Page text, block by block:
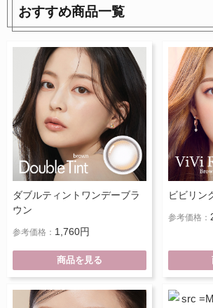
おすすめ商品一覧
ダブルティントワンデーブラ
ウン
参考価格： 1,760円
商品を見る
ビビリン
参考価格：